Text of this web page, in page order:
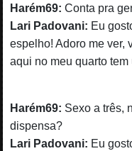
Harém69: Conta pra
Lari Padovani: Eu
espelho! Adoro me ver,
aqui no meu quarto
Harém69: Sexo a três,
dispensa?
Lari Padovani: Eu